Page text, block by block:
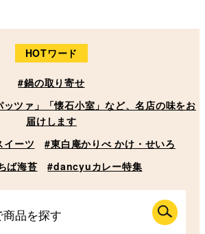
HOTワード
#鍋の取り寄せ
ツァ」「懐石小室」など、名店の味をお
届けします
イーツ
#東白庵かりべ かけ・せいろ
ば海苔
#dancyuカレー特集